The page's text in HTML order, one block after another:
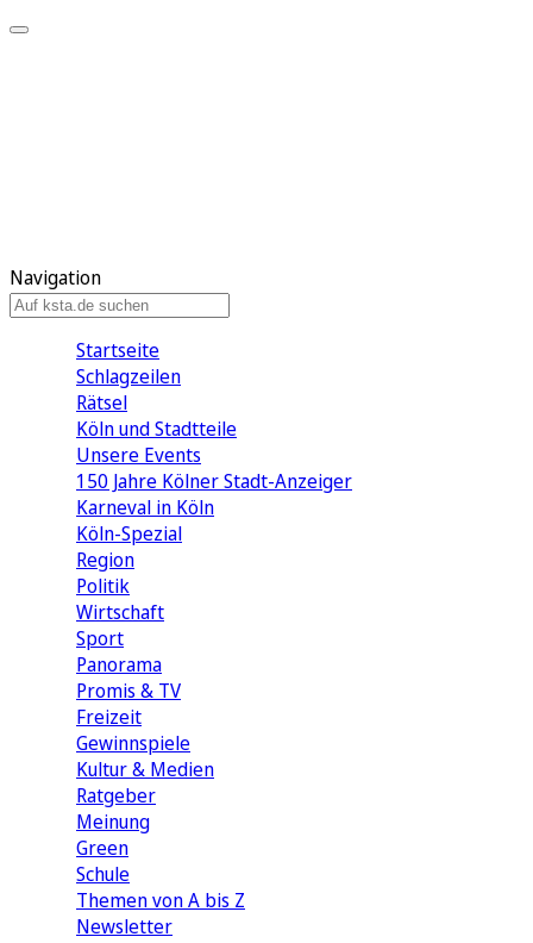
Navigation
Startseite
Schlagzeilen
Rätsel
Köln und Stadtteile
Unsere Events
150 Jahre Kölner Stadt-Anzeiger
Karneval in Köln
Köln-Spezial
Region
Politik
Wirtschaft
Sport
Panorama
Promis & TV
Freizeit
Gewinnspiele
Kultur & Medien
Ratgeber
Meinung
Green
Schule
Themen von A bis Z
Newsletter